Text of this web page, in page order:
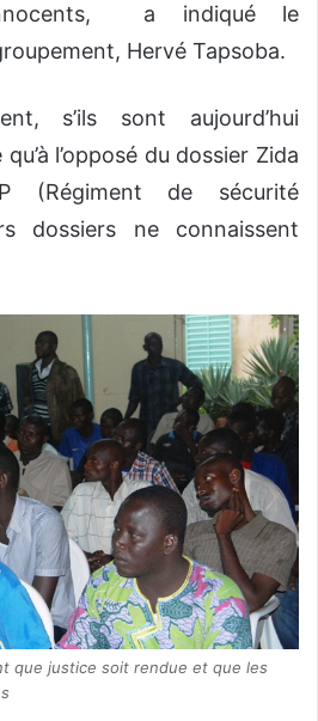
a indiqué le
Hervé Tapsoba.
s’ils sont aujourd’hui
l’opposé du dossier Zida
(Régiment de sécurité
dossiers ne connaissent
que justice soit rendue et que les